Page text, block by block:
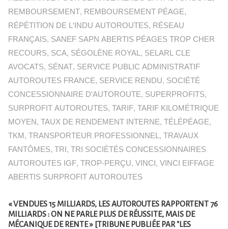
REMBOURSEMENT, REMBOURSEMENT PÉAGE,
RÉPÉTITION DE L'INDU AUTOROUTES, RÉSEAU
FRANÇAIS, SANEF SAPN ABERTIS PÉAGES TROP CHER
RECOURS, SCA, SÉGOLÈNE ROYAL, SELARL CLE
AVOCATS, SÉNAT, SERVICE PUBLIC ADMINISTRATIF
AUTOROUTES FRANCE, SERVICE RENDU, SOCIÉTÉ
CONCESSIONNAIRE D'AUTOROUTE, SUPERPROFITS,
SURPROFIT AUTOROUTES,TARIF,TARIF KILOMÉTRIQUE
MOYEN,TAUX DE RENDEMENT INTERNE,TÉLÉPÉAGE,
TKM,TRANSPORTEUR PROFESSIONNEL,TRAVAUX
FANTÔMES,TRI,TRI SOCIÉTÉS CONCESSIONNAIRES
AUTOROUTES IGF,TROP-PERÇU,VINCI,VINCI EIFFAGE
ABERTIS SURPROFIT AUTOROUTES
« VENDUES 15 MILLIARDS, LES AUTOROUTES RAPPORTENT 76
MILLIARDS : ON NE PARLE PLUS DE RÉUSSITE, MAIS DE
MÉCANIQUE DE RENTE » [TRIBUNE PUBLIÉE PAR "LES